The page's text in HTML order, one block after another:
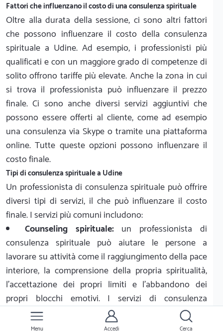
Fattori che influenzano il costo di una consulenza spirituale
Oltre alla durata della sessione, ci sono altri fattori
che possono influenzare il costo della consulenza
spirituale a Udine. Ad esempio, i professionisti più
qualificati e con un maggiore grado di competenze di
solito offrono tariffe più elevate. Anche la zona in cui
si trova il professionista può influenzare il prezzo
finale. Ci sono anche diversi servizi aggiuntivi che
possono essere offerti al cliente, come ad esempio
una consulenza via Skype o tramite una piattaforma
online. Tutte queste opzioni possono influenzare il
costo finale.
Tipi di consulenza spirituale a Udine
Un professionista di consulenza spirituale può offrire
diversi tipi di servizi, il che può influenzare il costo
finale. I servizi più comuni includono:
Counseling spirituale:un professionista di
consulenza spirituale può aiutare le persone a
lavorare su attività come il raggiungimento della pace
interiore, la comprensione della propria spiritualità,
l'accettazione dei propri limiti e l'abbandono dei
propri blocchi emotivi. I servizi di consulenza
spirituale possono costare da €50 a €250.
Consulenza di gruppo:un professionista di
Menu Accedi Cerca